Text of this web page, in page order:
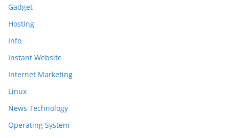
Gadget
Hosting
Info
Instant Website
Internet Marketing
Linux
News Technology
Operating System